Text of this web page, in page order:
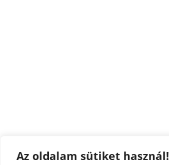
Az oldalam sütiket használ!